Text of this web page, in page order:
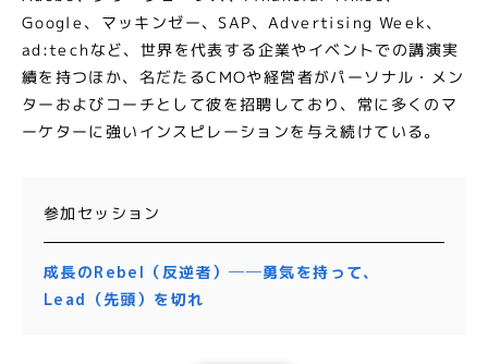
Google、マッキンゼー、SAP、Advertising Week、
ad:techなど、世界を代表する企業やイベントでの講演実
績を持つほか、名だたるCMOや経営者がパーソナル・メン
ターおよびコーチとして彼を招聘しており、常に多くのマ
ーケターに強いインスピレーションを与え続けている。
参加セッション
成長のRebel（反逆者）──勇気を持って、
Lead（先頭）を切れ